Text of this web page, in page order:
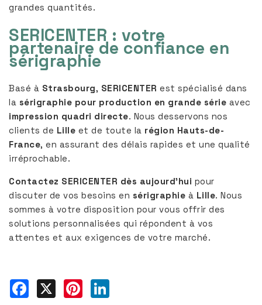
grandes quantités.
SERICENTER : votre
partenaire de confiance en
sérigraphie
Basé à Strasbourg, SERICENTER est spécialisé dans
la sérigraphie pour production en grande série avec
impression quadri directe. Nous desservons nos
clients de Lille et de toute la région Hauts-de-
France, en assurant des délais rapides et une qualité
irréprochable.
Contactez SERICENTER dès aujourd’hui pour
discuter de vos besoins en sérigraphie à Lille. Nous
sommes à votre disposition pour vous offrir des
solutions personnalisées qui répondent à vos
attentes et aux exigences de votre marché.
Facebook
X Pinterest